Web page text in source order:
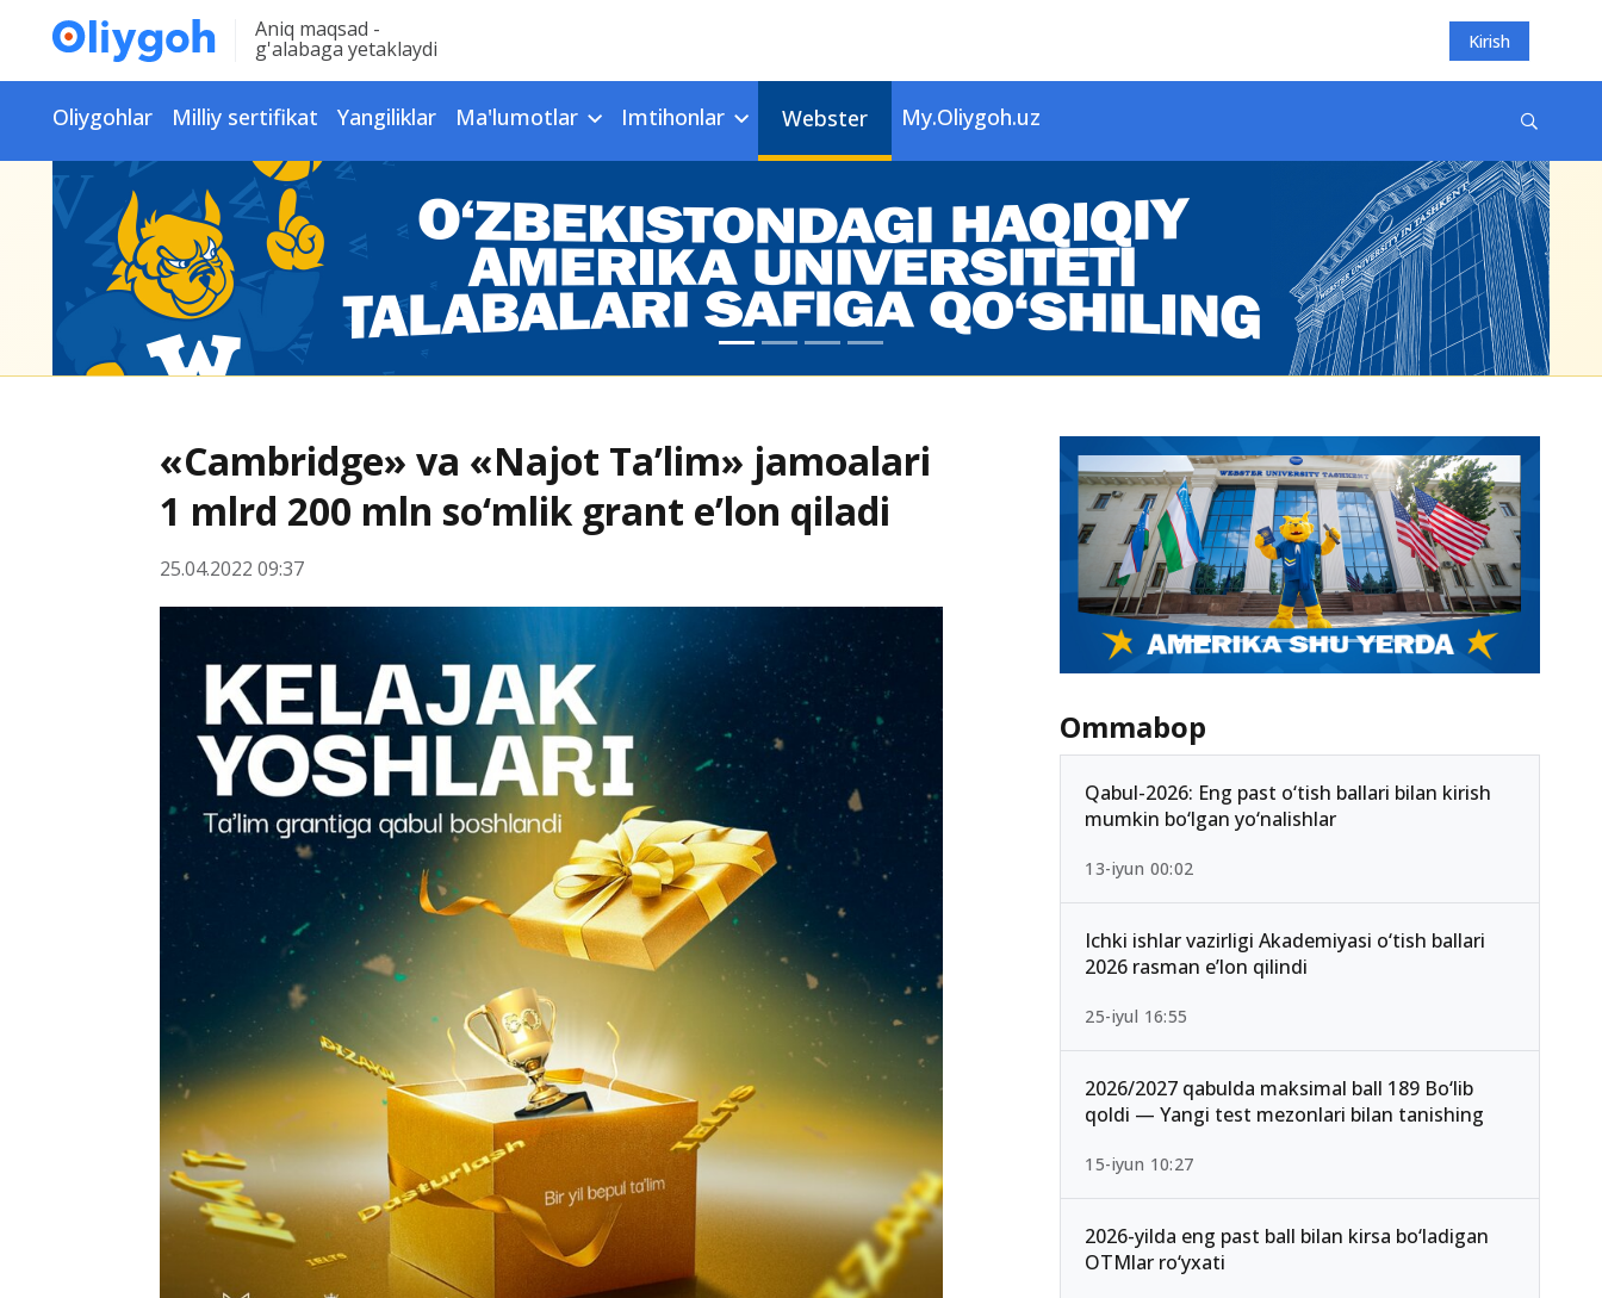
Aniq maqsad -
g'alabaga yetaklaydi Kirish
Oliygohlar Milliy sertifikat Yangiliklar Ma'lumotlar Imtihonlar Webster My.Oliygoh.uz
«Cambridge» va «Najot Ta’lim» jamoalari
1 mlrd 200 mln so‘mlik grant e’lon qiladi
25.04.2022 09:37
Ommabop
Qabul-2026: Eng past o‘tish ballari bilan kirish
mumkin bo‘lgan yo‘nalishlar
13-iyun 00:02
Ichki ishlar vazirligi Akademiyasi o‘tish ballari
2026 rasman e’lon qilindi
25-iyul 16:55
2026/2027 qabulda maksimal ball 189 Bo‘lib
qoldi — Yangi test mezonlari bilan tanishing
15-iyun 10:27
2026-yilda eng past ball bilan kirsa bo‘ladigan
OTMlar ro‘yxati